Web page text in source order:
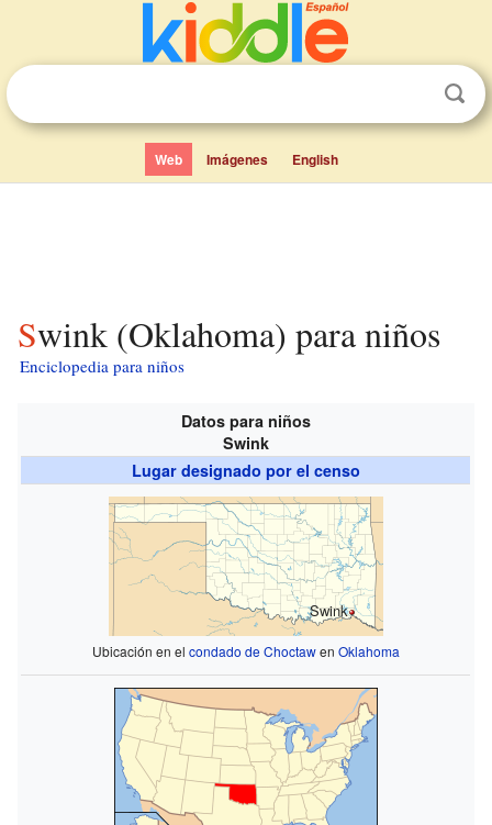
Web Imágenes English
Swink (Oklahoma) para niños
Enciclopedia para niños
Datos para niños
Swink
Lugar designado por el censo
Swink
Ubicación en el condado de Choctawen Oklahoma